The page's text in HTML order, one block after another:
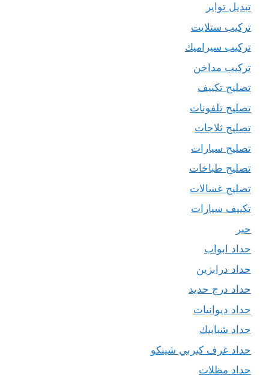
تبديل تواير
تركيب ستلايت
تركيب سيراميك
تركيب مداخن
تصليح تكييف
تصليح تلفونات
تصليح ثلاجات
تصليح سيارات
تصليح طباخات
تصليح غسالات
تكييف سيارات
حبر
حداد ابواب
حداد درابزين
حداد درج حديد
حداد ديوانيات
حداد شبابيك
حداد غرف كيربي شينكو
حداد مظلات